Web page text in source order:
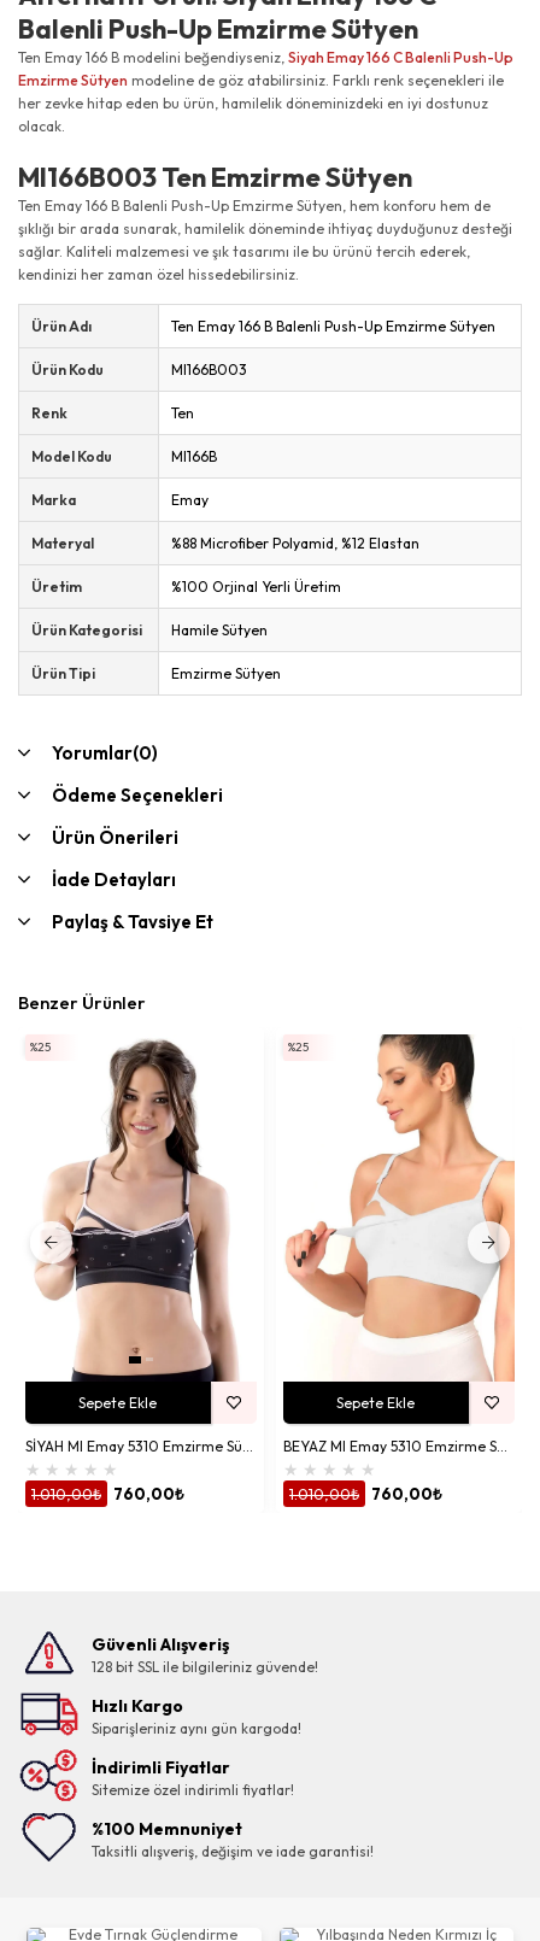
Balenli Push-Up Emzirme Sütyen
Ten Emay 166 B modelini beğendiyseniz, Siyah Emay 166 C Balenli Push-Up
Emzirme Sütyen modeline de göz atabilirsiniz. Farklı renk seçenekleri ile
her zevke hitap eden bu ürün, hamilelik döneminizdeki en iyi dostunuz
olacak.
MI166B003 Ten Emzirme Sütyen
Ten Emay 166 B Balenli Push-Up Emzirme Sütyen, hem konforu hem de
şıklığı bir arada sunarak, hamilelik döneminde ihtiyaç duyduğunuz desteği
sağlar. Kaliteli malzemesi ve şık tasarımı ile bu ürünü tercih ederek,
kendinizi her zaman özel hissedebilirsiniz.
Ürün Adı Ten Emay 166 B Balenli Push-Up Emzirme Sütyen
Ürün Kodu MI166B003
Renk Ten
Model Kodu MI166B
Marka Emay
Materyal %88 Microfiber Polyamid, %12 Elastan
Üretim %100 Orjinal Yerli Üretim
Ürün Kategorisi Hamile Sütyen
Ürün Tipi Emzirme Sütyen
Yorumlar(0)
Ödeme Seçenekleri
Ürün Önerileri
İade Detayları
Paylaş & Tavsiye Et
Benzer Ürünler
★ ★ ★ ★ ★
760,00₺
1.010,00₺
Sepete Ekle
%25
★ ★ ★ ★ ★
760,00₺
1.010,00₺
Sepete Ekle
%25
Güvenli Alışveriş
128 bit SSL ile bilgileriniz güvende!
Hızlı Kargo
Siparişleriniz aynı gün kargoda!
İndirimli Fiyatlar
Sitemize özel indirimli fiyatlar!
%100 Memnuniyet
Taksitli alışveriş, değişim ve iade garantisi!